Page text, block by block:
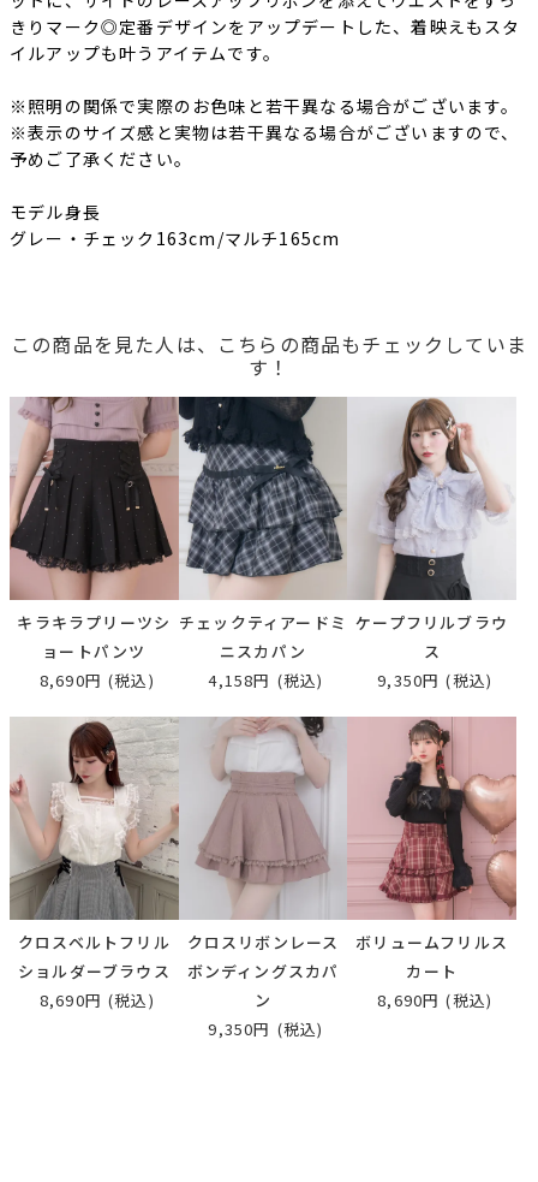
きりマーク◎定番デザインをアップデートした、着映えもスタ
イルアップも叶うアイテムです。
※照明の関係で実際のお色味と若干異なる場合がございます。
※表示のサイズ感と実物は若干異なる場合がございますので、
予めご了承ください。
モデル身長
グレー・チェック163cm/マルチ165cm
この商品を見た人は、こちらの商品もチェックしていま
す！
キラキラプリーツシ
ョートパンツ
8,690円 (税込)
チェックティアードミ
ニスカパン
4,158円 (税込)
ケープフリルブラウ
ス
9,350円 (税込)
クロスベルトフリル
ショルダーブラウス
8,690円 (税込)
クロスリボンレース
ボンディングスカパ
ン
9,350円 (税込)
ボリュームフリルス
カート
8,690円 (税込)